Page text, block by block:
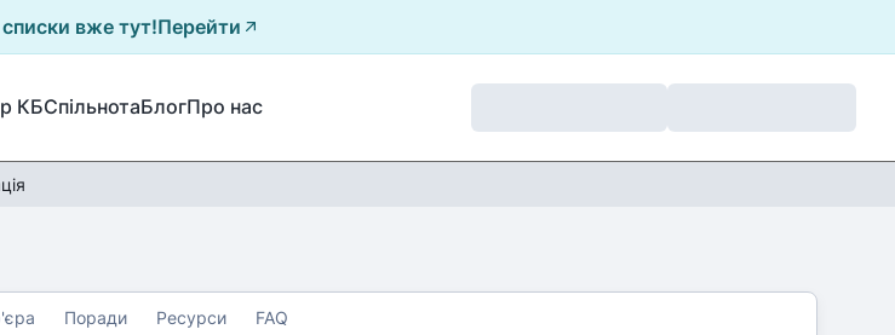
вже тут!Перейти
КБСпільнотаБлогПро нас
Поради Ресурси FAQ